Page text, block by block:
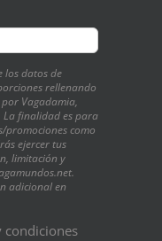
los datos de
rellenando
Vagadamia,
La finalidad es para
promociones como
ejercer tus
limitación y
adicional en
condiciones